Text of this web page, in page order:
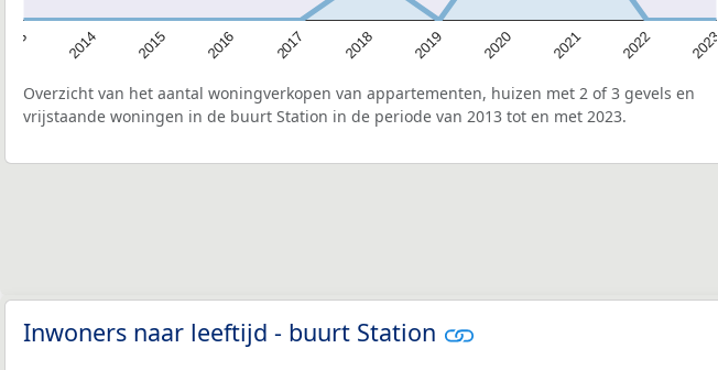
2014 2015 2016 2017 2018 2019 2020 2021 2022 2023
Overzicht van het aantal woningverkopen van appartementen, huizen met 2 of 3 gevels en
vrijstaande woningen in de buurt Station in de periode van 2013 tot en met 2023.
Inwoners naar leeftijd - buurt Station